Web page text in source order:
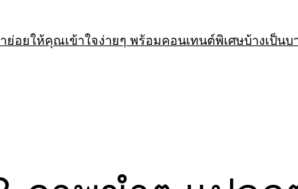
อยให้คุณเข้าใจง่ายๆ พร้อมคอนเทนต์พิเศษบ้างเป็นบ